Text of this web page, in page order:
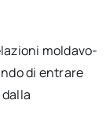
moldavo-
di entrare